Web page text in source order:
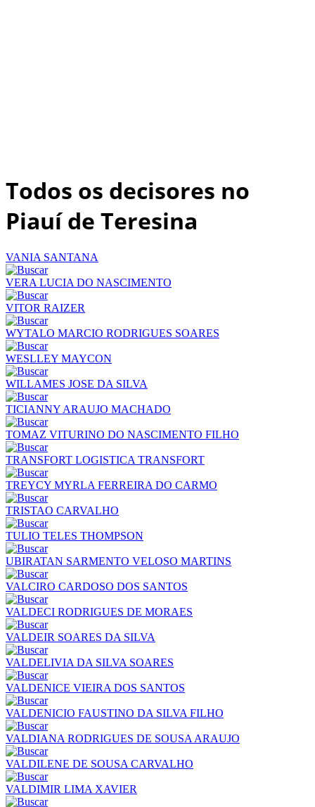
Todos os decisores no
Piauí de Teresina
VANIA SANTANA
VERA LUCIA DO NASCIMENTO
VITOR RAIZER
WYTALO MARCIO RODRIGUES SOARES
WESLLEY MAYCON
WILLAMES JOSE DA SILVA
TICIANNY ARAUJO MACHADO
TOMAZ VITURINO DO NASCIMENTO FILHO
TRANSFORT LOGISTICA TRANSFORT
TREYCY MYRLA FERREIRA DO CARMO
TRISTAO CARVALHO
TULIO TELES THOMPSON
UBIRATAN SARMENTO VELOSO MARTINS
VALCIRO CARDOSO DOS SANTOS
VALDECI RODRIGUES DE MORAES
VALDEIR SOARES DA SILVA
VALDELIVIA DA SILVA SOARES
VALDENICE VIEIRA DOS SANTOS
VALDENICIO FAUSTINO DA SILVA FILHO
VALDIANA RODRIGUES DE SOUSA ARAUJO
VALDILENE DE SOUSA CARVALHO
VALDIMIR LIMA XAVIER